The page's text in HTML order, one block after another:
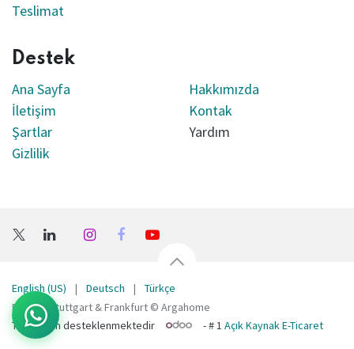
Teslimat
Destek
Ana Sayfa
İletişim
Şartlar
Gizlilik
Hakkımızda
Kontak
Yardım
Bellona Stuttgart & Frankfurt © Argahome
English (US) | Deutsch | Türkçe
Tarafından desteklenmektedir - # 1 Açık Kaynak E-Ticaret